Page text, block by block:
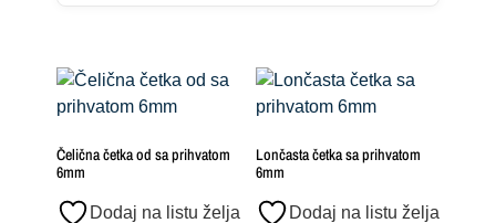
Čelična četka od sa prihvatom
6mm
Dodaj na listu želja
Lončasta četka sa prihvatom
6mm
Dodaj na listu želja